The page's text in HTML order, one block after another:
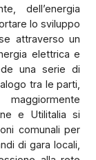
dell’energia
lo sviluppo
attraverso un
elettrica e
una serie di
tra le parti,
e Utilitalia si
comunali per
di gara locali,